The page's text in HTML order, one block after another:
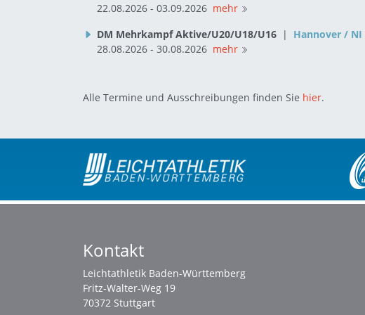
22.08.2026 - 03.09.2026 mehr
DM Mehrkampf Aktive/U20/U18/U16 |
Hannover / NI
28.08.2026 - 30.08.2026 mehr
Alle Termine und Ausschreibungen finden Sie hier.
Kontakt
Leichtathletik Baden-Württemberg
Fritz-Walter-Weg 19
70372 Stuttgart